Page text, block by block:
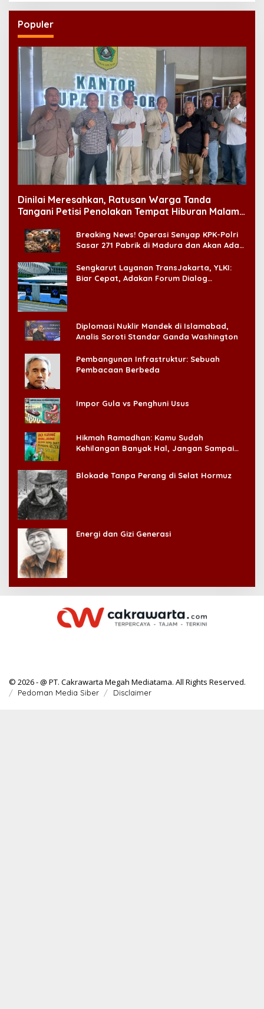
Populer
Dinilai Meresahkan, Ratusan Warga Tanda
Tangani Petisi Penolakan Tempat Hiburan Malam
Breaking News! Operasi Senyap KPK-Polri
Sasar 271 Pabrik di Madura dan Akan Ada
Sengkarut Layanan TransJakarta, YLKI:
Biar Cepat, Adakan Forum Dialog
Diplomasi Nuklir Mandek di Islamabad,
Analis Soroti Standar Ganda Washington
Pembangunan Infrastruktur: Sebuah
Pembacaan Berbeda
Impor Gula vs Penghuni Usus
Hikmah Ramadhan: Kamu Sudah
Kehilangan Banyak Hal, Jangan Sampai
Blokade Tanpa Perang di Selat Hormuz
Energi dan Gizi Generasi
© 2026 - @ PT. Cakrawarta Megah Mediatama. All Rights Reserved.
Pedoman Media Siber Disclaimer